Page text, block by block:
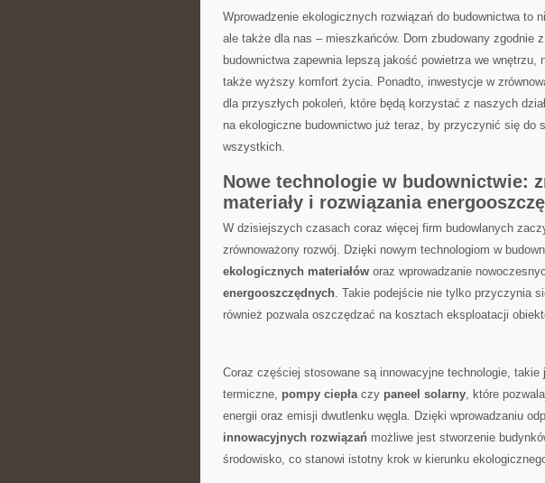
Wprowadzenie ekologicznych rozwiązań do budownictwa to
ale także ‍dla ⁤nas – mieszkańców. Dom​ zbudowany zgodnie
budownictwa‌ zapewnia lepszą jakość ‍powietrza we wnętrzu,
także wyższy komfort życia. Ponadto, inwestycje w⁣
dla przyszłych ⁤pokoleń, które będą ⁣korzystać z‌ naszych
na ekologiczne budownictwo już teraz, by przyczynić się do‍
wszystkich.
Nowe technologie w budownictwie:
materiały i rozwiązania
W dzisiejszych czasach coraz więcej ⁣firm budowlanych
zrównoważony rozwój. Dzięki nowym ⁤technologiom ‌w
ekologicznych materiałów oraz wprowadzanie
energooszczędnych.⁤ Takie podejście nie tylko ‍przyczynia
‌również ⁤pozwala oszczędzać na ‍kosztach eksploatacji
Coraz częściej stosowane są ⁢innowacyjne technologie, takie
termiczne, pompy ciepła‌czy paneel solarny, które
energii oraz emisji ​dwutlenku węgla. Dzięki​ wprowadzaniu
innowacyjnych rozwiązań możliwe jest stworzenie
środowisko,⁣ co⁤ stanowi ‍istotny krok⁤ w kierunku